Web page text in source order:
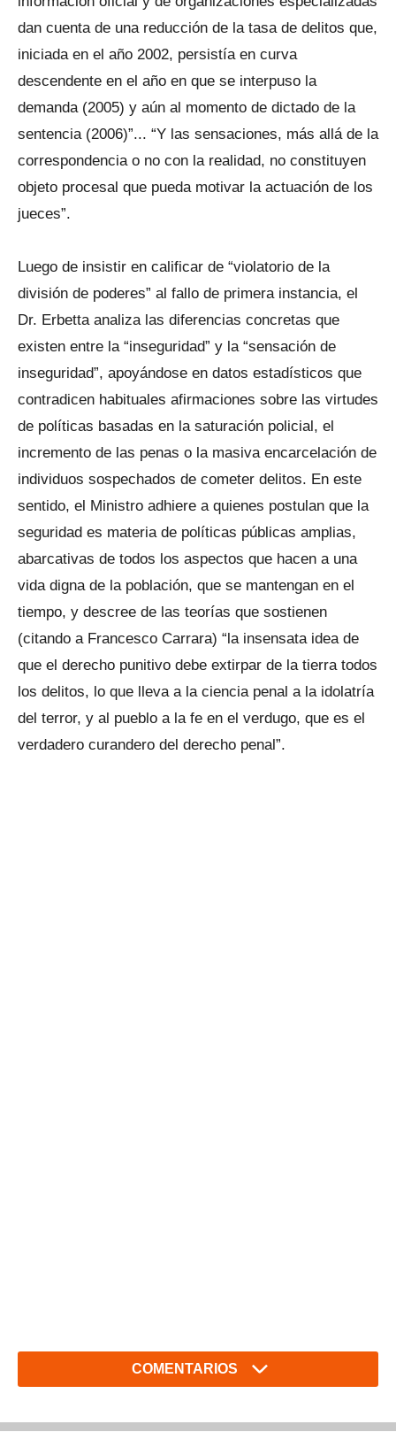
dan cuenta de una reducción de la tasa de delitos que,
iniciada en el año 2002, persistía en curva
descendente en el año en que se interpuso la
demanda (2005) y aún al momento de dictado de la
sentencia (2006)”... “Y las sensaciones, más allá de la
correspondencia o no con la realidad, no constituyen
objeto procesal que pueda motivar la actuación de los
jueces”.
Luego de insistir en calificar de “violatorio de la
división de poderes” al fallo de primera instancia, el
Dr. Erbetta analiza las diferencias concretas que
existen entre la “inseguridad” y la “sensación de
inseguridad”, apoyándose en datos estadísticos que
contradicen habituales afirmaciones sobre las virtudes
de políticas basadas en la saturación policial, el
incremento de las penas o la masiva encarcelación de
individuos sospechados de cometer delitos. En este
sentido, el Ministro adhiere a quienes postulan que la
seguridad es materia de políticas públicas amplias,
abarcativas de todos los aspectos que hacen a una
vida digna de la población, que se mantengan en el
tiempo, y descree de las teorías que sostienen
(citando a Francesco Carrara) “la insensata idea de
que el derecho punitivo debe extirpar de la tierra todos
los delitos, lo que lleva a la ciencia penal a la idolatría
del terror, y al pueblo a la fe en el verdugo, que es el
verdadero curandero del derecho penal”.
COMENTARIOS